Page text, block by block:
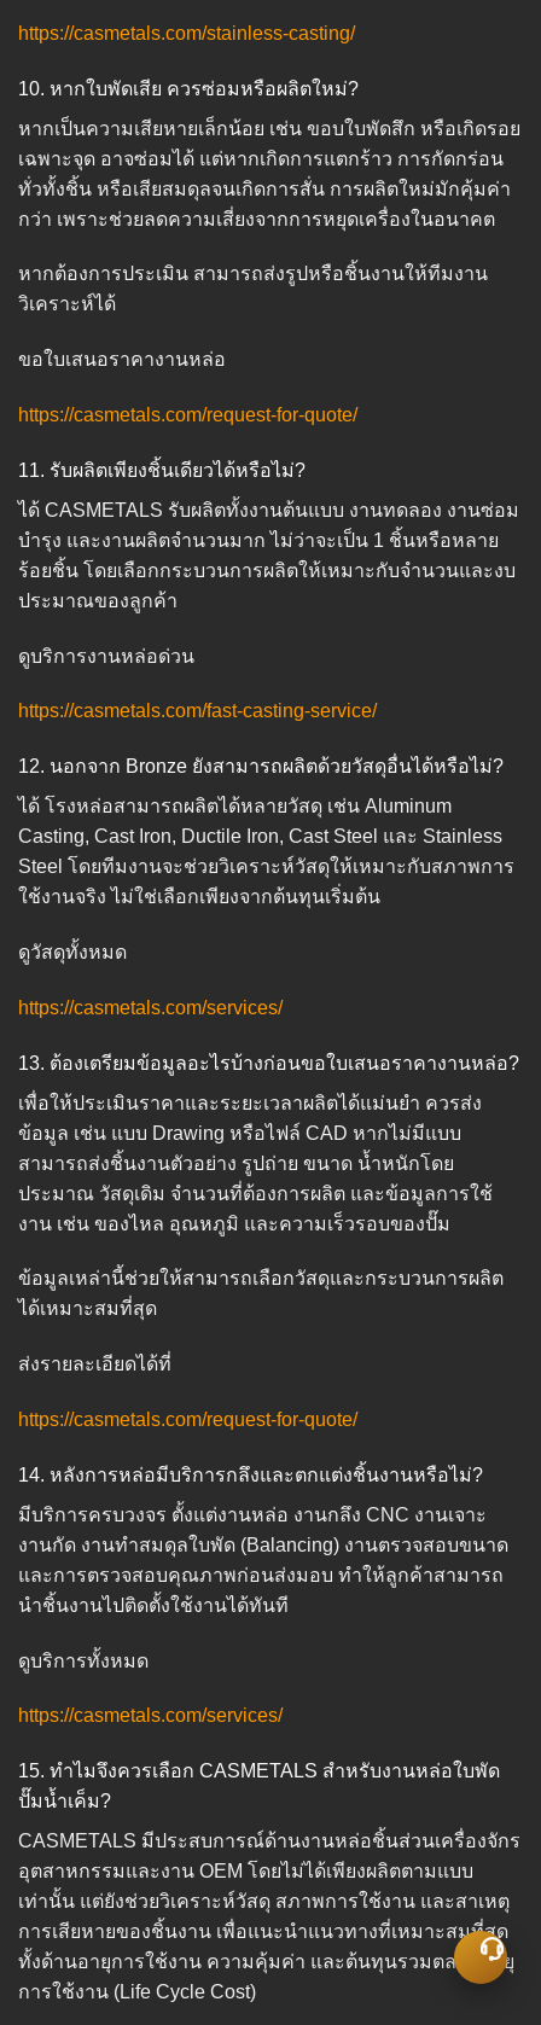
https://casmetals.com/stainless-casting/
10. หากใบพัดเสีย ควรซ่อมหรือผลิตใหม่?
หากเป็นความเสียหายเล็กน้อย เช่น ขอบใบพัดสึก หรือเกิดรอย
เฉพาะจุด อาจซ่อมได้ แต่หากเกิดการแตกร้าว การกัดกร่อน
ทั่วทั้งชิ้น หรือเสียสมดุลจนเกิดการสั่น การผลิตใหม่มักคุ้มค่า
กว่า เพราะช่วยลดความเสี่ยงจากการหยุดเครื่องในอนาคต
หากต้องการประเมิน สามารถส่งรูปหรือชิ้นงานให้ทีมงาน
วิเคราะห์ได้
ขอใบเสนอราคางานหล่อ
https://casmetals.com/request-for-quote/
11. รับผลิตเพียงชิ้นเดียวได้หรือไม่?
ได้ CASMETALS รับผลิตทั้งงานต้นแบบ งานทดลอง งานซ่อม
บำรุง และงานผลิตจำนวนมาก ไม่ว่าจะเป็น 1 ชิ้นหรือหลาย
ร้อยชิ้น โดยเลือกกระบวนการผลิตให้เหมาะกับจำนวนและงบ
ประมาณของลูกค้า
ดูบริการงานหล่อด่วน
https://casmetals.com/fast-casting-service/
12. นอกจาก Bronze ยังสามารถผลิตด้วยวัสดุอื่นได้หรือไม่?
ได้ โรงหล่อสามารถผลิตได้หลายวัสดุ เช่น Aluminum
Casting, Cast Iron, Ductile Iron, Cast Steel และ Stainless
Steel โดยทีมงานจะช่วยวิเคราะห์วัสดุให้เหมาะกับสภาพการ
ใช้งานจริง ไม่ใช่เลือกเพียงจากต้นทุนเริ่มต้น
ดูวัสดุทั้งหมด
https://casmetals.com/services/
13. ต้องเตรียมข้อมูลอะไรบ้างก่อนขอใบเสนอราคางานหล่อ?
เพื่อให้ประเมินราคาและระยะเวลาผลิตได้แม่นยำ ควรส่ง
ข้อมูล เช่น แบบ Drawing หรือไฟล์ CAD หากไม่มีแบบ
สามารถส่งชิ้นงานตัวอย่าง รูปถ่าย ขนาด น้ำหนักโดย
ประมาณ วัสดุเดิม จำนวนที่ต้องการผลิต และข้อมูลการใช้
งาน เช่น ของไหล อุณหภูมิ และความเร็วรอบของปั๊ม
ข้อมูลเหล่านี้ช่วยให้สามารถเลือกวัสดุและกระบวนการผลิต
ได้เหมาะสมที่สุด
ส่งรายละเอียดได้ที่
https://casmetals.com/request-for-quote/
14. หลังการหล่อมีบริการกลึงและตกแต่งชิ้นงานหรือไม่?
มีบริการครบวงจร ตั้งแต่งานหล่อ งานกลึง CNC งานเจาะ
งานกัด งานทำสมดุลใบพัด (Balancing) งานตรวจสอบขนาด
และการตรวจสอบคุณภาพก่อนส่งมอบ ทำให้ลูกค้าสามารถ
นำชิ้นงานไปติดตั้งใช้งานได้ทันที
ดูบริการทั้งหมด
https://casmetals.com/services/
15. ทำไมจึงควรเลือก CASMETALS สำหรับงานหล่อใบพัด
ปั๊มน้ำเค็ม?
CASMETALS มีประสบการณ์ด้านงานหล่อชิ้นส่วนเครื่องจักร
อุตสาหกรรมและงาน OEM โดยไม่ได้เพียงผลิตตามแบบ
เท่านั้น แต่ยังช่วยวิเคราะห์วัสดุ สภาพการใช้งาน และสาเหตุ
การเสียหายของชิ้นงาน เพื่อแนะนำแนวทางที่เหมาะสมที่สุด
ทั้งด้านอายุการใช้งาน ความคุ้มค่า และต้นทุนรวมตลอดอายุ
การใช้งาน (Life Cycle Cost)